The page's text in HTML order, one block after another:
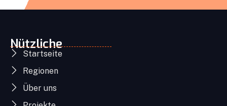
Nützliche
Startseite
Regionen
Über uns